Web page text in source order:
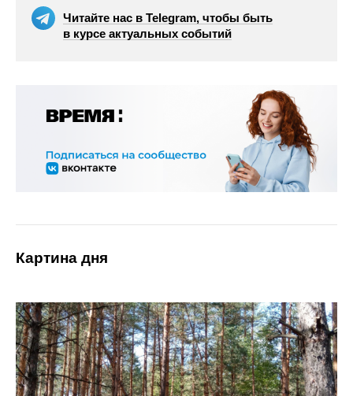
Читайте нас в Telegram, чтобы быть
в курсе актуальных событий
Картина дня